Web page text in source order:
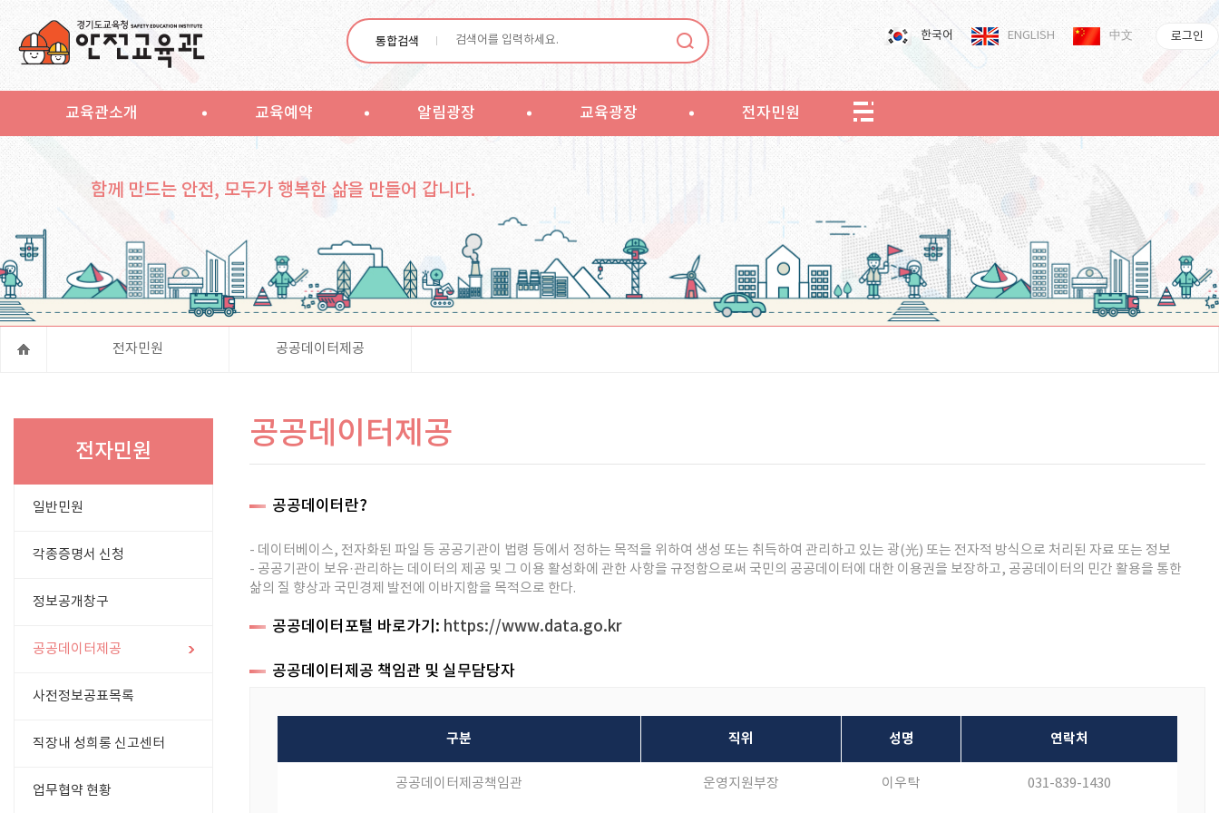
통합검색 한국어 ENGLISH 中文 로그인
교육관소개 교육예약 알림광장 교육광장 전자민원
함께 만드는 안전, 모두가 행복한 삶을 만들어 갑니다.
전자민원 공공데이터제공
전자민원
일반민원
각종증명서 신청
정보공개창구
공공데이터제공
사전정보공표목록
직장내 성희롱 신고센터
업무협약 현황
공공데이터제공
공공데이터란?
- 데이터베이스, 전자화된 파일 등 공공기관이 법령 등에서 정하는 목적을 위하여 생성 또는 취득하여 관리하고 있는 광(光) 또는 전자적 방식으로 처리된 자료 또는 정보
- 공공기관이 보유·관리하는 데이터의 제공 및 그 이용 활성화에 관한 사항을 규정함으로써 국민의 공공데이터에 대한 이용권을 보장하고, 공공데이터의 민간 활용을 통한
삶의 질 향상과 국민경제 발전에 이바지함을 목적으로 한다.
공공데이터포털 바로가기: https://www.data.go.kr
공공데이터제공 책임관 및 실무담당자
구분 직위 성명 연락처
공공데이터제공책임관 운영지원부장 이우탁 031-839-1430